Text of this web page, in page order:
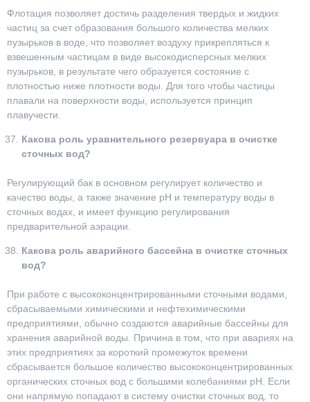
Флотация позволяет достичь разделения твердых и жидких
частиц за счет образования большого количества мелких
пузырьков в воде, что позволяет воздуху прикрепляться к
взвешенным частицам в виде высокодисперсных мелких
пузырьков, в результате чего образуется состояние с
плотностью ниже плотности воды. Для того чтобы частицы
плавали на поверхности воды, используется принцип
плавучести.
Какова роль уравнительного резервуара в очистке
сточных вод?
Регулирующий бак в основном регулирует количество и
качество воды, а также значение pH и температуру воды в
сточных водах, и имеет функцию регулирования
предварительной аэрации.
Какова роль аварийного бассейна в очистке сточных
вод?
При работе с высококонцентрированными сточными водами,
сбрасываемыми химическими и нефтехимическими
предприятиями, обычно создаются аварийные бассейны для
хранения аварийной воды. Причина в том, что при авариях на
этих предприятиях за короткий промежуток времени
сбрасывается большое количество высококонцентрированных
органических сточных вод с большими колебаниями рН. Если
они напрямую попадают в систему очистки сточных вод, то